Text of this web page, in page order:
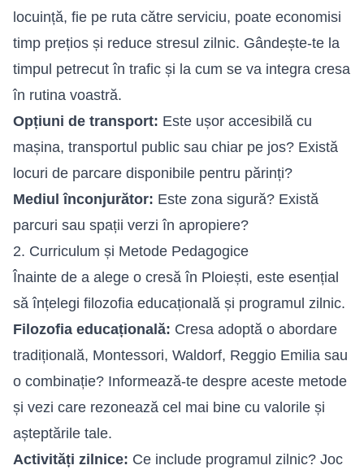
locuință, fie pe ruta către serviciu, poate economisi
timp prețios și reduce stresul zilnic. Gândește-te la
timpul petrecut în trafic și la cum se va integra cresa
în rutina voastră.
Opțiuni de transport: Este ușor accesibilă cu
mașina, transportul public sau chiar pe jos? Există
locuri de parcare disponibile pentru părinți?
Mediul înconjurător: Este zona sigură? Există
parcuri sau spații verzi în apropiere?
2. Curriculum și Metode Pedagogice
Înainte de a alege o cresă în Ploiești, este esențial
să înțelegi filozofia educațională și programul zilnic.
Filozofia educațională: Cresa adoptă o abordare
tradițională, Montessori, Waldorf, Reggio Emilia sau
o combinație? Informează-te despre aceste metode
și vezi care rezonează cel mai bine cu valorile și
așteptările tale.
Activități zilnice: Ce include programul zilnic? Joc